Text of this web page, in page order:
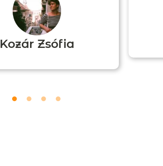
Kozár Zsófia